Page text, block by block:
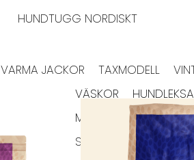
HUNDTUGG NORDISKT
VARMA JACKOR TAXMODELL
VÄSKOR
MATPLATS
SKÅLAR